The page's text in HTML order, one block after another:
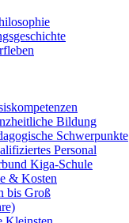
Bildung
Schwerpunkte
Personal
Kiga-Schule
& Kosten
bis Groß